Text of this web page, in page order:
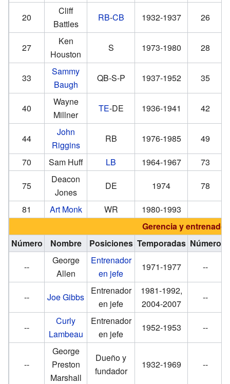
20
Cliff
Battles
RB-CB 1932-1937 26
27
Ken
Houston
S 1973-1980 28
33
Sammy
Baugh
QB-S-P 1937-1952 35
40
Wayne
Millner
TE-DE 1936-1941 42
44
John
Riggins
RB 1976-1985
49
70
Sam Huff LB 1964-1967 73
75
Deacon
Jones
DE 1974
78
81
Art Monk WR
1980-1993
Gerencia y
Número
Nombre Posiciones Temporadas Número
--
George
Allen
Entrenador
en jefe
1971-1977 --
-- Joe Gibbs
Entrenador
en jefe
1981-1992,
2004-2007
--
--
Curly
Lambeau
Entrenador
en jefe
1952-1953 --
--
George
Preston
Marshall
Dueño y
fundador
1932-1969 --